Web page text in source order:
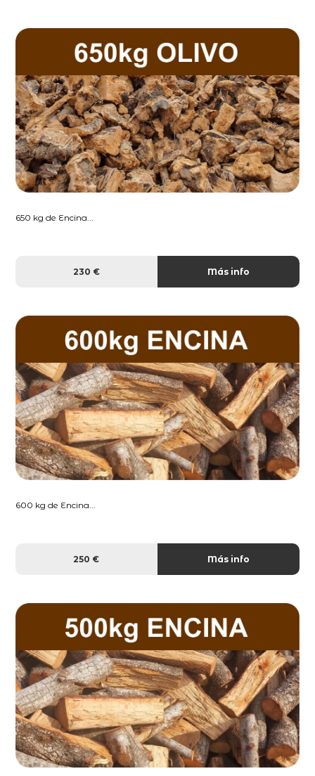
650 kg de Encina...
230 € Más info
600 kg de Encina...
250 € Más info